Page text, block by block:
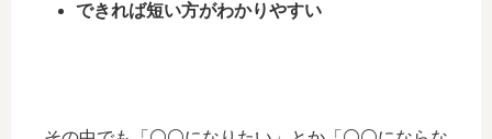
できれば短い方がわかりやすい